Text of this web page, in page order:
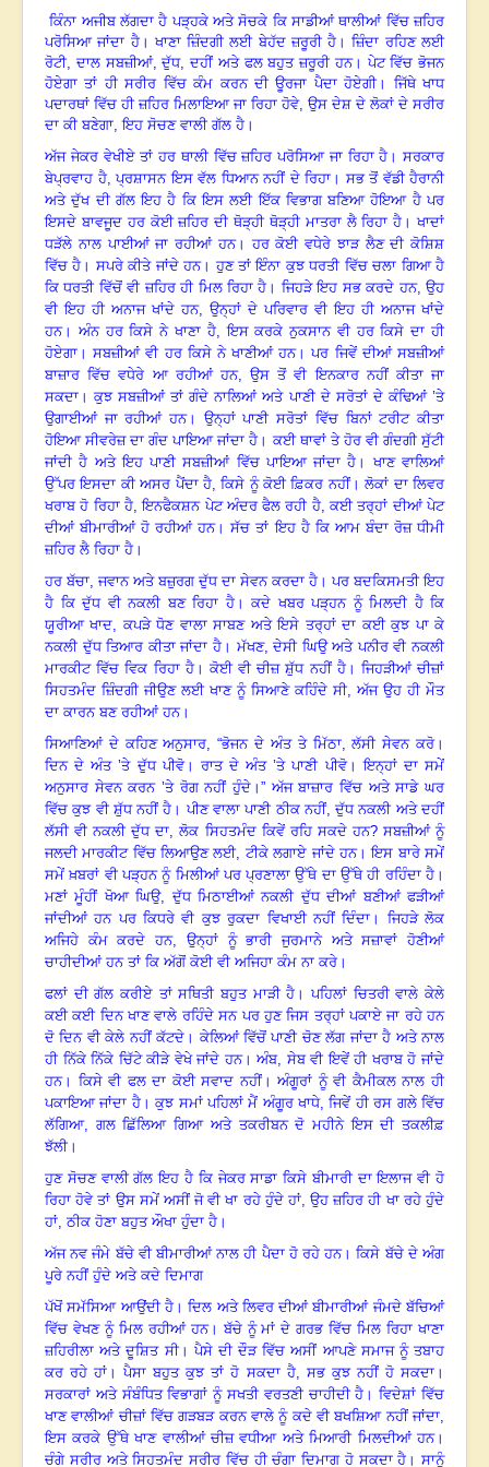
ਕਿੰਨਾ ਅਜੀਬ ਲੱਗਦਾ ਹੈ ਪੜ੍ਹਕੇ ਅਤੇ ਸੋਚਕੇ ਕਿ ਸਾਡੀਆਂ ਥਾਲੀਆਂ ਵਿੱਚ ਜ਼ਹਿਰ
ਪਰੋਸਿਆ ਜਾਂਦਾ ਹੈ। ਖਾਣਾ ਜ਼ਿੰਦਗੀ ਲਈ ਬੇਹੱਦ ਜ਼ਰੂਰੀ ਹੈ। ਜ਼ਿੰਦਾ ਰਹਿਣ ਲਈ
ਰੋਟੀ, ਦਾਲ ਸਬਜ਼ੀਆਂ,ਦੁੱਧ, ਦਹੀਂ ਅਤੇ ਫਲ ਬਹੁਤ ਜ਼ਰੂਰੀ ਹਨ। ਪੇਟ ਵਿੱਚ ਭੋਜਨ
ਹੋਏਗਾ ਤਾਂ ਹੀ ਸਰੀਰ ਵਿੱਚ ਕੰਮ ਕਰਨ ਦੀ ਊਰਜਾ ਪੈਦਾ ਹੋਏਗੀ। ਜਿੱਥੇ ਖਾਧ
ਪਦਾਰਥਾਂ ਵਿੱਚ ਹੀ ਜ਼ਹਿਰ ਮਿਲਾਇਆ ਜਾ ਰਿਹਾ ਹੋਵੇ, ਉਸ ਦੇਸ਼ ਦੇ ਲੋਕਾਂ ਦੇ ਸਰੀਰ
ਦਾ ਕੀ ਬਣੇਗਾ,ਇਹ ਸੋਚਣ ਵਾਲੀ ਗੱਲ ਹੈ।
ਅੱਜ ਜੇਕਰ ਵੇਖੀਏ ਤਾਂ ਹਰ ਥਾਲੀ ਵਿੱਚ ਜ਼ਹਿਰ ਪਰੋਸਿਆ ਜਾ ਰਿਹਾ ਹੈ। ਸਰਕਾਰ
ਬੇਪ੍ਰਵਾਹ ਹੈ, ਪ੍ਰਸ਼ਾਸਨ ਇਸ ਵੱਲ ਧਿਆਨ ਨਹੀਂ ਦੇ ਰਿਹਾ। ਸਭ ਤੋਂ ਵੱਡੀ ਹੈਰਾਨੀ
ਅਤੇ ਦੁੱਖ ਦੀ ਗੱਲ ਇਹ ਹੈ ਕਿ ਇਸ ਲਈ ਇੱਕ ਵਿਭਾਗ ਬਣਿਆ ਹੋਇਆ ਹੈ ਪਰ
ਇਸਦੇ ਬਾਵਜੂਦ ਹਰ ਕੋਈ ਜ਼ਹਿਰ ਦੀ ਥੋੜ੍ਹੀ ਥੋੜ੍ਹੀ ਮਾਤਰਾ ਲੈ ਰਿਹਾ ਹੈ। ਖਾਦਾਂ
ਧੜੱਲੇ ਨਾਲ ਪਾਈਆਂ ਜਾ ਰਹੀਆਂ ਹਨ। ਹਰ ਕੋਈ ਵਧੇਰੇ ਝਾੜ ਲੈਣ ਦੀ ਕੋਸ਼ਿਸ਼
ਵਿੱਚ ਹੈ। ਸਪਰੇ ਕੀਤੇ ਜਾਂਦੇ ਹਨ। ਹੁਣ ਤਾਂ ਇੰਨਾ ਕੁਝ ਧਰਤੀ ਵਿੱਚ ਚਲਾ ਗਿਆ ਹੈ
ਕਿ ਧਰਤੀ ਵਿੱਚੋਂ ਵੀ ਜ਼ਹਿਰ ਹੀ ਮਿਲ ਰਿਹਾ ਹੈ। ਜਿਹੜੇ ਇਹ ਸਭ ਕਰਦੇ ਹਨ,ਉਹ
ਵੀ ਇਹ ਹੀ ਅਨਾਜ ਖਾਂਦੇ ਹਨ, ਉਨ੍ਹਾਂ ਦੇ ਪਰਿਵਾਰ ਵੀ ਇਹ ਹੀ ਅਨਾਜ ਖਾਂਦੇ
ਹਨ। ਅੰਨ ਹਰ ਕਿਸੇ ਨੇ ਖਾਣਾ ਹੈ,ਇਸ ਕਰਕੇ ਨੁਕਸਾਨ ਵੀ ਹਰ ਕਿਸੇ ਦਾ ਹੀ
ਹੋਏਗਾ। ਸਬਜ਼ੀਆਂ ਵੀ ਹਰ ਕਿਸੇ ਨੇ ਖਾਣੀਆਂ ਹਨ। ਪਰ ਜਿਵੇਂ ਦੀਆਂ ਸਬਜ਼ੀਆਂ
ਬਾਜ਼ਾਰ ਵਿੱਚ ਵਧੇਰੇ ਆ ਰਹੀਆਂ ਹਨ,ਉਸ ਤੋਂ ਵੀ ਇਨਕਾਰ ਨਹੀਂ ਕੀਤਾ ਜਾ
ਸਕਦਾ। ਕੁਝ ਸਬਜ਼ੀਆਂ ਤਾਂ ਗੰਦੇ ਨਾਲਿਆਂ ਅਤੇ ਪਾਣੀ ਦੇ ਸਰੋਤਾਂ ਦੇ ਕੰਢਿਆਂ ’ਤੇ
ਉਗਾਈਆਂ ਜਾ ਰਹੀਆਂ ਹਨ। ਉਨ੍ਹਾਂ ਪਾਣੀ ਸਰੋਤਾਂ ਵਿੱਚ ਬਿਨਾਂ ਟਰੀਟ ਕੀਤਾ
ਹੋਇਆ ਸੀਵਰੇਜ਼ ਦਾ ਗੰਦ ਪਾਇਆ ਜਾਂਦਾ ਹੈ। ਕਈ ਥਾਵਾਂ ਤੇ ਹੋਰ ਵੀ ਗੰਦਗੀ ਸੁੱਟੀ
ਜਾਂਦੀ ਹੈ ਅਤੇ ਇਹ ਪਾਣੀ ਸਬਜ਼ੀਆਂ ਵਿੱਚ ਪਾਇਆ ਜਾਂਦਾ ਹੈ। ਖਾਣ ਵਾਲਿਆਂ
ਉੱਪਰ ਇਸਦਾ ਕੀ ਅਸਰ ਪੈਂਦਾ ਹੈ,ਕਿਸੇ ਨੂੰ ਕੋਈ ਫ਼ਿਕਰ ਨਹੀਂ। ਲੋਕਾਂ ਦਾ ਲਿਵਰ
ਖਰਾਬ ਹੋ ਰਿਹਾ ਹੈ,ਇਨਫੈਕਸ਼ਨ ਪੇਟ ਅੰਦਰ ਫੈਲ ਰਹੀ ਹੈ,ਕਈ ਤਰ੍ਹਾਂ ਦੀਆਂ ਪੇਟ
ਦੀਆਂ ਬੀਮਾਰੀਆਂ ਹੋ ਰਹੀਆਂ ਹਨ। ਸੱਚ ਤਾਂ ਇਹ ਹੈ ਕਿ ਆਮ ਬੰਦਾ ਰੋਜ਼ ਧੀਮੀ
ਜ਼ਹਿਰ ਲੈ ਰਿਹਾ ਹੈ।
ਹਰ ਬੱਚਾ, ਜਵਾਨ ਅਤੇ ਬਜ਼ੁਰਗ ਦੁੱਧ ਦਾ ਸੇਵਨ ਕਰਦਾ ਹੈ। ਪਰ ਬਦਕਿਸਮਤੀ ਇਹ
ਹੈ ਕਿ ਦੁੱਧ ਵੀ ਨਕਲੀ ਬਣ ਰਿਹਾ ਹੈ। ਕਦੇ ਖਬਰ ਪੜ੍ਹਨ ਨੂੰ ਮਿਲਦੀ ਹੈ ਕਿ
ਯੂਰੀਆ ਖਾਦ, ਕਪੜੇ ਧੋਣ ਵਾਲਾ ਸਾਬਣ ਅਤੇ ਇਸੇ ਤਰ੍ਹਾਂ ਦਾ ਕਈ ਕੁਝ ਪਾ ਕੇ
ਨਕਲੀ ਦੁੱਧ ਤਿਆਰ ਕੀਤਾ ਜਾਂਦਾ ਹੈ। ਮੱਖਣ,ਦੇਸੀ ਘਿਉ ਅਤੇ ਪਨੀਰ ਵੀ ਨਕਲੀ
ਮਾਰਕੀਟ ਵਿੱਚ ਵਿਕ ਰਿਹਾ ਹੈ। ਕੋਈ ਵੀ ਚੀਜ਼ ਸ਼ੁੱਧ ਨਹੀਂ ਹੈ। ਜਿਹੜੀਆਂ ਚੀਜ਼ਾਂ
ਸਿਹਤਮੰਦ ਜ਼ਿੰਦਗੀ ਜੀਉਣ ਲਈ ਖਾਣ ਨੂੰ ਸਿਆਣੇ ਕਹਿੰਦੇ ਸੀ, ਅੱਜ ਉਹ ਹੀ ਮੌਤ
ਦਾ ਕਾਰਨ ਬਣ ਰਹੀਆਂ ਹਨ।
ਸਿਆਣਿਆਂ ਦੇ ਕਹਿਣ ਅਨੁਸਾਰ, “ਭੋਜਨ ਦੇ ਅੰਤ ਤੇ ਮਿੱਠਾ,ਲੱਸੀ ਸੇਵਨ ਕਰੋ।
ਦਿਨ ਦੇ ਅੰਤ ’ਤੇ ਦੁੱਧ ਪੀਵੋ। ਰਾਤ ਦੇ ਅੰਤ ’ਤੇ ਪਾਣੀ ਪੀਵੋ। ਇਨ੍ਹਾਂ ਦਾ ਸਮੇਂ
ਅਨੁਸਾਰ ਸੇਵਨ ਕਰਨ ’ਤੇ ਰੋਗ ਨਹੀਂ ਹੁੰਦੇ।” ਅੱਜ ਬਾਜ਼ਾਰ ਵਿੱਚ ਅਤੇ ਸਾਡੇ ਘਰ
ਵਿੱਚ ਕੁਝ ਵੀ ਸ਼ੁੱਧ ਨਹੀਂ ਹੈ। ਪੀਣ ਵਾਲਾ ਪਾਣੀ ਠੀਕ ਨਹੀਂ,ਦੁੱਧ ਨਕਲੀ ਅਤੇ ਦਹੀਂ
ਲੱਸੀ ਵੀ ਨਕਲੀ ਦੁੱਧ ਦਾ,ਲੋਕ ਸਿਹਤਮੰਦ ਕਿਵੇਂ ਰਹਿ ਸਕਦੇ ਹਨ? ਸਬਜ਼ੀਆਂ ਨੂੰ
ਜਲਦੀ ਮਾਰਕੀਟ ਵਿੱਚ ਲਿਆਉਣ ਲਈ, ਟੀਕੇ ਲਗਾਏ ਜਾਂਦੇ ਹਨ। ਇਸ ਬਾਰੇ ਸਮੇਂ
ਸਮੇਂ ਖ਼ਬਰਾਂ ਵੀ ਪੜ੍ਹਨ ਨੂੰ ਮਿਲੀਆਂ ਪਰ ਪ੍ਰਣਾਲਾ ਉੱਥੇ ਦਾ ਉੱਥੇ ਹੀ ਰਹਿੰਦਾ ਹੈ।
ਮਣਾਂ ਮੂੰਹੀਂ ਖੋਆ ਘਿਉ, ਦੁੱਧ ਮਿਠਾਈਆਂ ਨਕਲੀ ਦੁੱਧ ਦੀਆਂ ਬਣੀਆਂ ਫੜੀਆਂ
ਜਾਂਦੀਆਂ ਹਨ ਪਰ ਕਿਧਰੇ ਵੀ ਕੁਝ ਰੁਕਦਾ ਵਿਖਾਈ ਨਹੀਂ ਦਿੰਦਾ। ਜਿਹੜੇ ਲੋਕ
ਅਜਿਹੇ ਕੰਮ ਕਰਦੇ ਹਨ, ਉਨ੍ਹਾਂ ਨੂੰ ਭਾਰੀ ਜੁਰਮਾਨੇ ਅਤੇ ਸਜ਼ਾਵਾਂ ਹੋਣੀਆਂ
ਚਾਹੀਦੀਆਂ ਹਨ ਤਾਂ ਕਿ ਅੱਗੋਂ ਕੋਈ ਵੀ ਅਜਿਹਾ ਕੰਮ ਨਾ ਕਰੇ।
ਫਲਾਂ ਦੀ ਗੱਲ ਕਰੀਏ ਤਾਂ ਸਥਿਤੀ ਬਹੁਤ ਮਾੜੀ ਹੈ। ਪਹਿਲਾਂ ਚਿਤਰੀ ਵਾਲੇ ਕੇਲੇ
ਕਈ ਕਈ ਦਿਨ ਖਾਣ ਵਾਲੇ ਰਹਿੰਦੇ ਸਨ ਪਰ ਹੁਣ ਜਿਸ ਤਰ੍ਹਾਂ ਪਕਾਏ ਜਾ ਰਹੇ ਹਨ
ਦੋ ਦਿਨ ਵੀ ਕੇਲੇ ਨਹੀਂ ਕੱਟਦੇ। ਕੇਲਿਆਂ ਵਿੱਚੋਂ ਪਾਣੀ ਚੋਣ ਲੱਗ ਜਾਂਦਾ ਹੈ ਅਤੇ ਨਾਲ
ਹੀ ਨਿੱਕੇ ਨਿੱਕੇ ਚਿੱਟੇ ਕੀੜੇ ਵੇਖੇ ਜਾਂਦੇ ਹਨ। ਅੰਬ, ਸੇਬ ਵੀ ਇਵੇਂ ਹੀ ਖਰਾਬ ਹੋ ਜਾਂਦੇ
ਹਨ। ਕਿਸੇ ਵੀ ਫਲ ਦਾ ਕੋਈ ਸਵਾਦ ਨਹੀਂ। ਅੰਗੂਰਾਂ ਨੂੰ ਵੀ ਕੈਮੀਕਲ ਨਾਲ ਹੀ
ਪਕਾਇਆ ਜਾਂਦਾ ਹੈ। ਕੁਝ ਸਮਾਂ ਪਹਿਲਾਂ ਮੈਂ ਅੰਗੂਰ ਖਾਧੇ,ਜਿਵੇਂ ਹੀ ਰਸ ਗਲੇ ਵਿੱਚ
ਲੱਗਿਆ, ਗਲ ਛਿੱਲਿਆ ਗਿਆ ਅਤੇ ਤਕਰੀਬਨ ਦੋ ਮਹੀਨੇ ਇਸ ਦੀ ਤਕਲੀਫ਼
ਝੱਲੀ।
ਹੁਣ ਸੋਚਣ ਵਾਲੀ ਗੱਲ ਇਹ ਹੈ ਕਿ ਜੇਕਰ ਸਾਡਾ ਕਿਸੇ ਬੀਮਾਰੀ ਦਾ ਇਲਾਜ ਵੀ ਹੋ
ਰਿਹਾ ਹੋਵੇ ਤਾਂ ਉਸ ਸਮੇਂ ਅਸੀਂ ਜੋ ਵੀ ਖਾ ਰਹੇ ਹੁੰਦੇ ਹਾਂ,ਉਹ ਜ਼ਹਿਰ ਹੀ ਖਾ ਰਹੇ ਹੁੰਦੇ
ਹਾਂ, ਠੀਕ ਹੋਣਾ ਬਹੁਤ ਔਖਾ ਹੁੰਦਾ ਹੈ।
ਅੱਜ ਨਵ ਜੰਮੇ ਬੱਚੇ ਵੀ ਬੀਮਾਰੀਆਂ ਨਾਲ ਹੀ ਪੈਦਾ ਹੋ ਰਹੇ ਹਨ। ਕਿਸੇ ਬੱਚੇ ਦੇ ਅੰਗ
ਪੂਰੇ ਨਹੀਂ ਹੁੰਦੇ ਅਤੇ ਕਦੇ ਦਿਮਾਗ
ਪੱਖੋਂ ਸਮੱਸਿਆ ਆਉਂਦੀ ਹੈ। ਦਿਲ ਅਤੇ ਲਿਵਰ ਦੀਆਂ ਬੀਮਾਰੀਆਂ ਜੰਮਦੇ ਬੱਚਿਆਂ
ਵਿੱਚ ਵੇਖਣ ਨੂੰ ਮਿਲ ਰਹੀਆਂ ਹਨ। ਬੱਚੇ ਨੂੰ ਮਾਂ ਦੇ ਗਰਭ ਵਿੱਚ ਮਿਲ ਰਿਹਾ ਖਾਣਾ
ਜ਼ਹਿਰੀਲਾ ਅਤੇ ਦੂਸ਼ਿਤ ਸੀ। ਪੈਸੇ ਦੀ ਦੌੜ ਵਿੱਚ ਅਸੀਂ ਆਪਣੇ ਸਮਾਜ ਨੂੰ ਤਬਾਹ
ਕਰ ਰਹੇ ਹਾਂ। ਪੈਸਾ ਬਹੁਤ ਕੁਝ ਤਾਂ ਹੋ ਸਕਦਾ ਹੈ, ਸਭ ਕੁਝ ਨਹੀਂ ਹੋ ਸਕਦਾ।
ਸਰਕਾਰਾਂ ਅਤੇ ਸੰਬੰਧਿਤ ਵਿਭਾਗਾਂ ਨੂੰ ਸਖਤੀ ਵਰਤਣੀ ਚਾਹੀਦੀ ਹੈ। ਵਿਦੇਸ਼ਾਂ ਵਿੱਚ
ਖਾਣ ਵਾਲੀਆਂ ਚੀਜ਼ਾਂ ਵਿੱਚ ਗੜਬੜ ਕਰਨ ਵਾਲੇ ਨੂੰ ਕਦੇ ਵੀ ਬਖਸ਼ਿਆ ਨਹੀਂ ਜਾਂਦਾ,
ਇਸ ਕਰਕੇ ਉੱਥੇ ਖਾਣ ਵਾਲੀਆਂ ਚੀਜ਼ ਵਧੀਆ ਅਤੇ ਮਿਆਰੀ ਮਿਲਦੀਆਂ ਹਨ।
ਚੰਗੇ ਸਰੀਰ ਅਤੇ ਸਿਹਤਮੰਦ ਸਰੀਰ ਵਿੱਚ ਹੀ ਚੰਗਾ ਦਿਮਾਗ ਹੋ ਸਕਦਾ ਹੈ। ਸਾਨੂੰ